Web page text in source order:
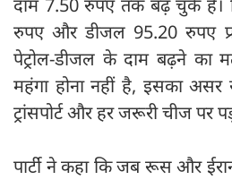
दाम 7.50 रुपए तक बढ़ चुके हैं।
रुपए और डीजल 95.20 रुपए
पेट्रोल-डीजल के दाम बढ़ने का
महंगा होना नहीं है, इसका
ट्रांसपोर्ट और हर जरूरी चीज पर
पार्टी ने कहा कि जब रूस और